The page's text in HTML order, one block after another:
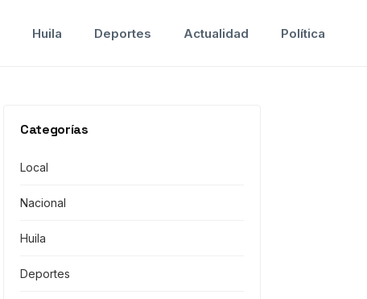
Huila Deportes Actualidad Política
Categorías
Local
Nacional
Huila
Deportes